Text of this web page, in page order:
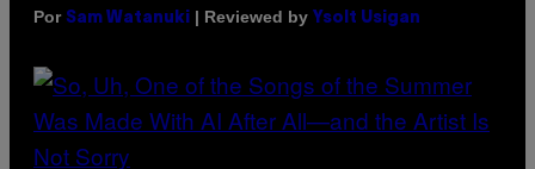
Por Sam Watanuki | Reviewed by Ysolt Usigan